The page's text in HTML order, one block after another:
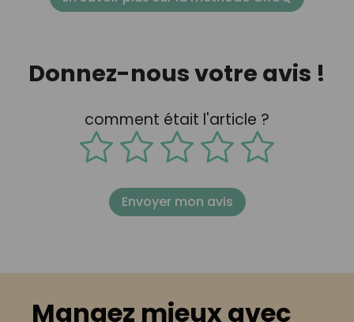
Donnez-nous votre avis !
comment était l'article ?
Envoyer mon avis
Mangez mieux avec